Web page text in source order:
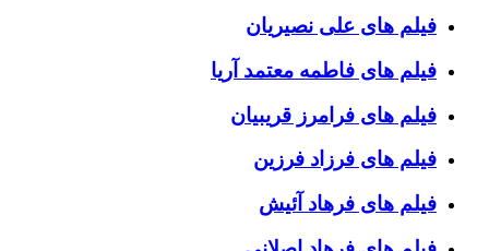
فیلم های علی نصیریان
فیلم های فاطمه معتمد آریا
فیلم های فرامرز قریبیان
فیلم های فرزاد فرزین
فیلم های فرهاد آئیش